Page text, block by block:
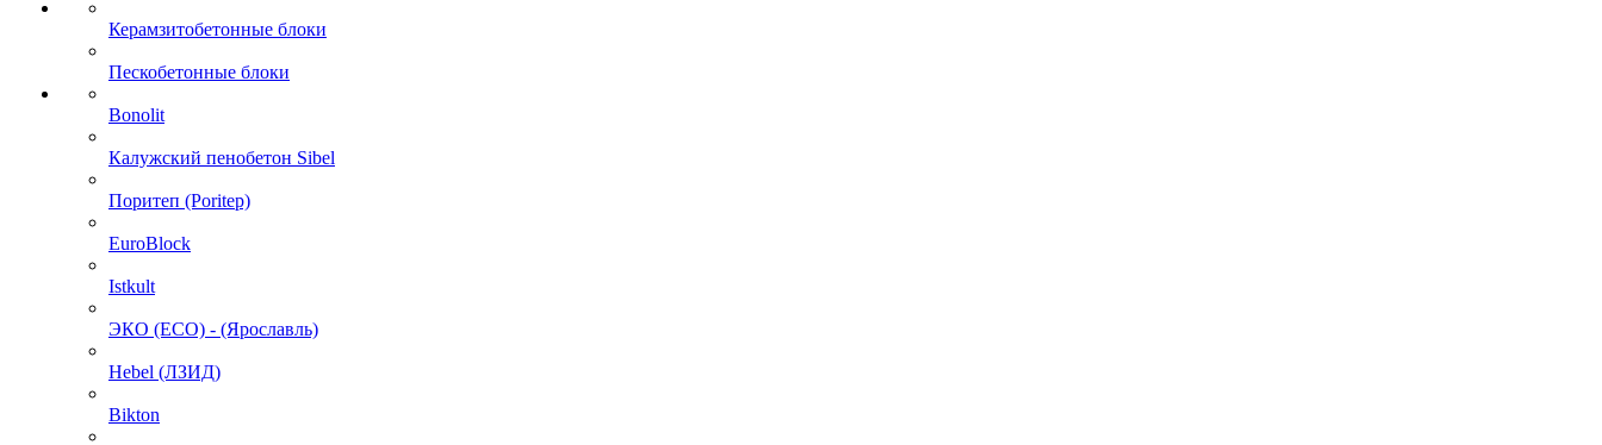
Керамзитобетонные блоки
Пескобетонные блоки
Bonolit
Калужский пенобетон Sibel
Поритеп (Poritep)
EuroBlock
Istkult
ЭКО (ECO) - (Ярославль)
Hebel (ЛЗИД)
Bikton